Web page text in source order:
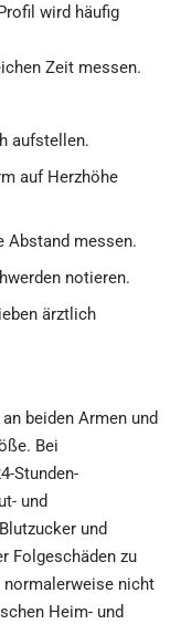
wird häufig
Zeit messen.
aufstellen.
auf Herzhöhe
Abstand messen.
notieren.
ärztlich
beiden Armen und
Bei
Stunden-
und
und
Folgeschäden zu
normalerweise nicht
Heim- und